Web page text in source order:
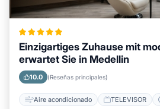
Einzigartiges Zuhause mit
erwartet Sie in Medellin
10.0 (Reseñas principales)
Aire acondicionado TELEVISOR